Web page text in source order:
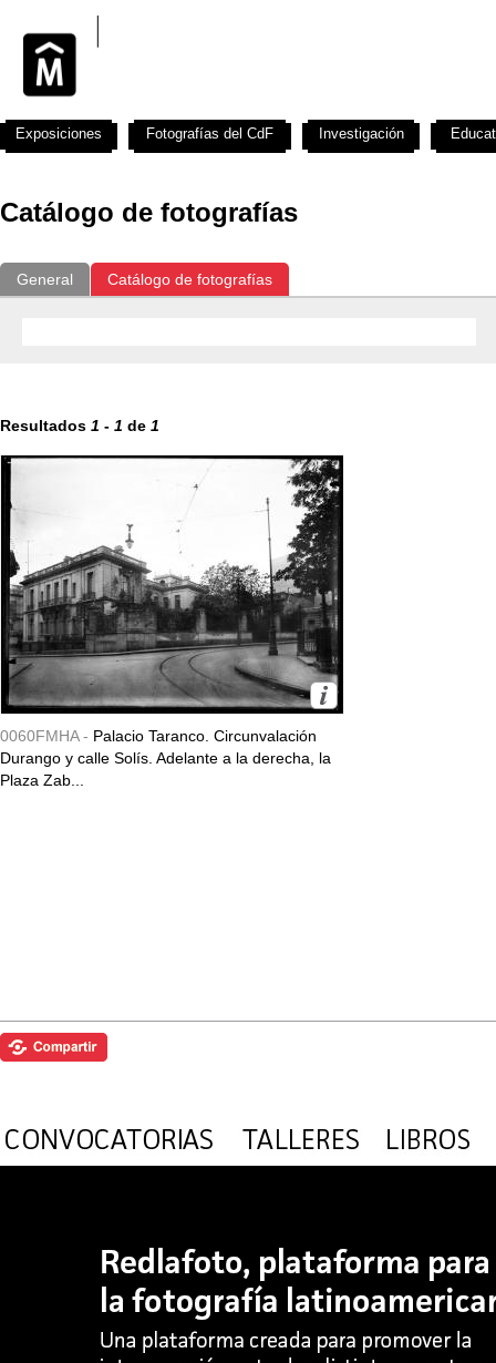
Catálogo de fotografías
General Catálogo de fotografías
Resultados 1 - 1 de 1
0060FMHA - Palacio Taranco. Circunvalación
Durango y calle Solís. Adelante a la derecha, la
Plaza Zab...
Exposiciones Fotografías del CdF Investigación